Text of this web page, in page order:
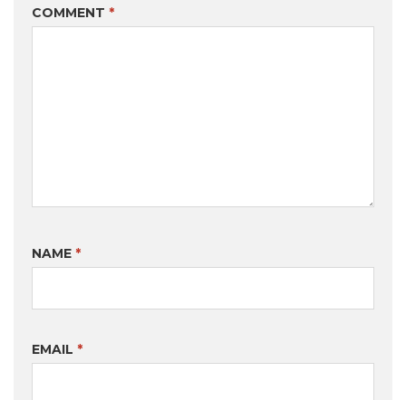
COMMENT *
NAME *
EMAIL *